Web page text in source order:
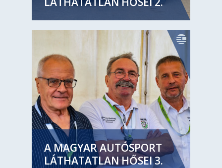
A MAGYAR AUTÓSPORT
LÁTHATATLAN HŐSEI 3.